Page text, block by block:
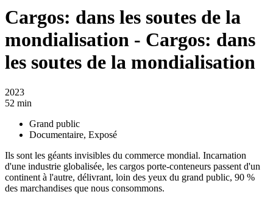
Cargos: dans les soutes de la
mondialisation - Cargos: dans
les soutes de la mondialisation
2023
52 min
Grand public
Documentaire, Exposé
Ils sont les géants invisibles du commerce mondial. Incarnation
d'une industrie globalisée, les cargos porte-conteneurs passent d'un
continent à l'autre, délivrant, loin des yeux du grand public, 90 %
des marchandises que nous consommons.